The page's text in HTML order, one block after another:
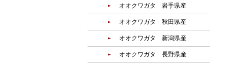
オオクワガタ 岩手県産
オオクワガタ 秋田県産
オオクワガタ 新潟県産
オオクワガタ 長野県産